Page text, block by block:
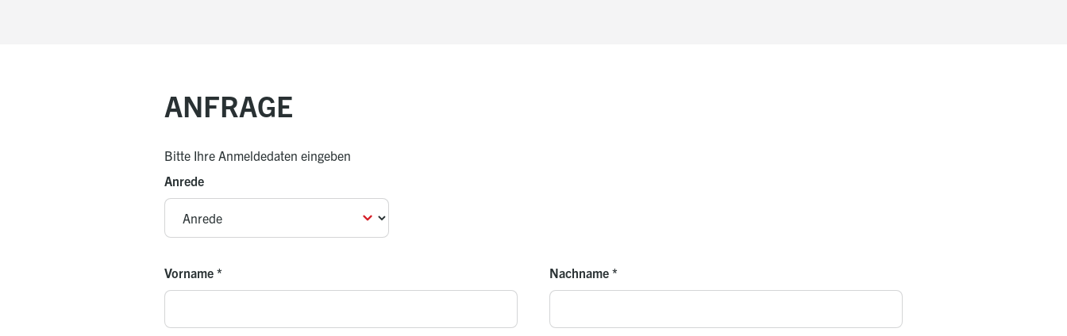
ANFRAGE
Bitte Ihre Anmeldedaten eingeben
Anrede
Vorname * Nachname *